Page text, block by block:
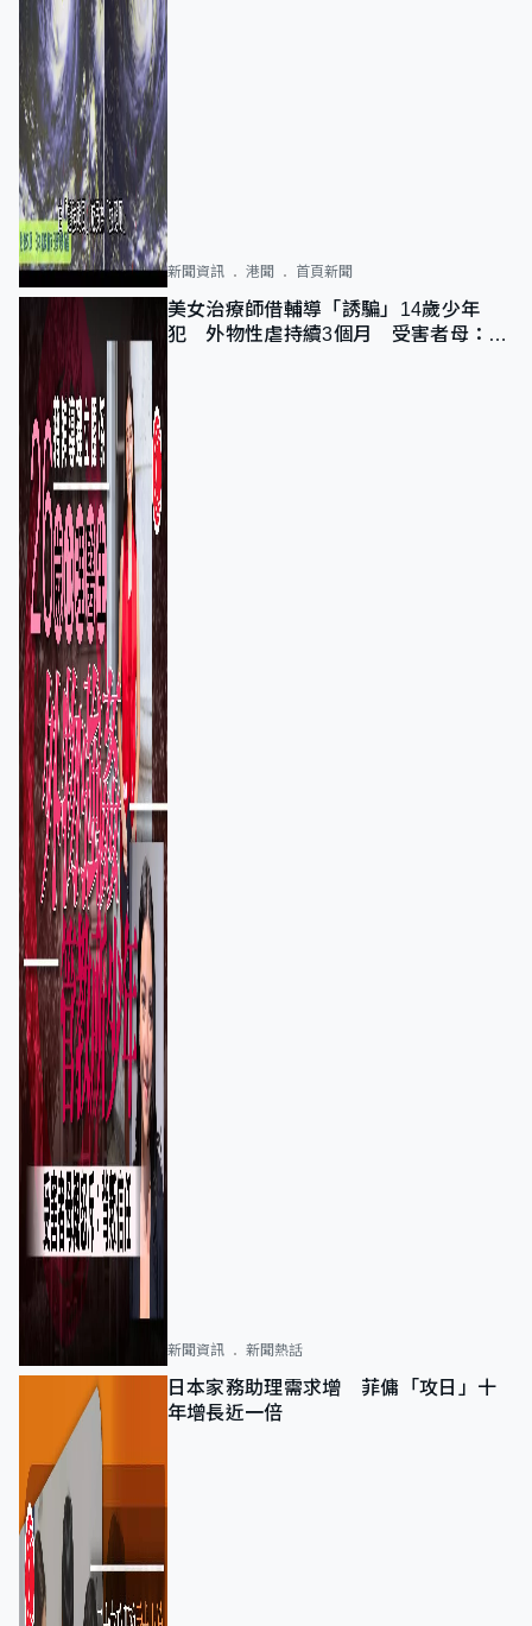
新聞資訊 港聞 首頁新聞
美女治療師借輔導「誘騙」14歲少年
犯 外物性虐持續3個月 受害者母：要
新聞資訊 新聞熱話
日本家務助理需求增 菲傭「攻日」十
年增長近一倍